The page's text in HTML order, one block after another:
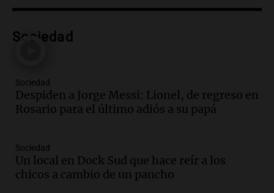
Episodios
y cinco heridos tras caer dos autos desde
Episodios
Audio.Messi llegará esta noche a
Rosario para acompañar a su familia
Episodios
Audio.Ley de Propiedad Privada: el revés
en el Congreso expuso una debilidad
Sociedad
Sociedad
Despiden a Jorge Messi: Lionel, de regreso en
Rosario para el último adiós a su papá
Sociedad
Un local en Dock Sud que hace reír a los
chicos a cambio de un pancho